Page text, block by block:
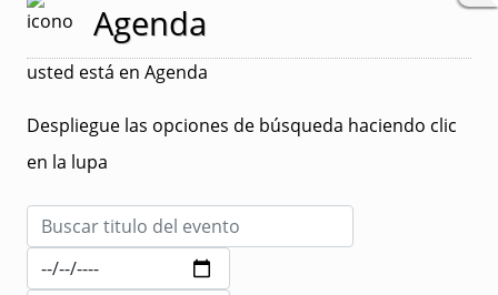
Agenda
usted está en Agenda
Despliegue las opciones de búsqueda haciendo clic
en la lupa